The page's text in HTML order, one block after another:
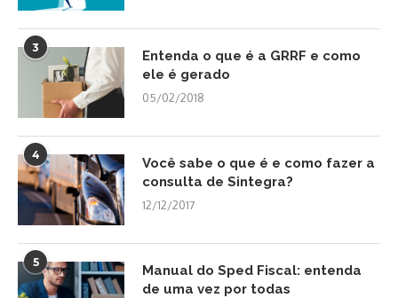
3
Entenda o que é a GRRF e como
ele é gerado
05/02/2018
4
Você sabe o que é e como fazer a
consulta de Sintegra?
12/12/2017
5
Manual do Sped Fiscal: entenda
de uma vez por todas